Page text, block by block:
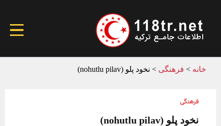
خانه > فرهنگی > نخود پلو (nohutlu pilav)
فرهنگی
نخود پلو (nohutlu pilav)